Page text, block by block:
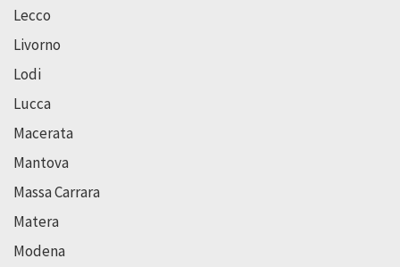
Lecco
Livorno
Lodi
Lucca
Macerata
Mantova
Massa Carrara
Matera
Modena